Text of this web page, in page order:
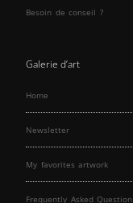
Besoin de conseil ?
Galerie d’art
Home
Newsletter
My favorites artwork
Frequently Asked Question